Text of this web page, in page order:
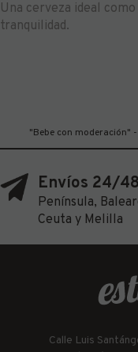
Una cerveza ideal
tranquilidad.
"Bebe con moderación"
Envíos 24/
Península,
Ceuta y Melilla
Calle Luis